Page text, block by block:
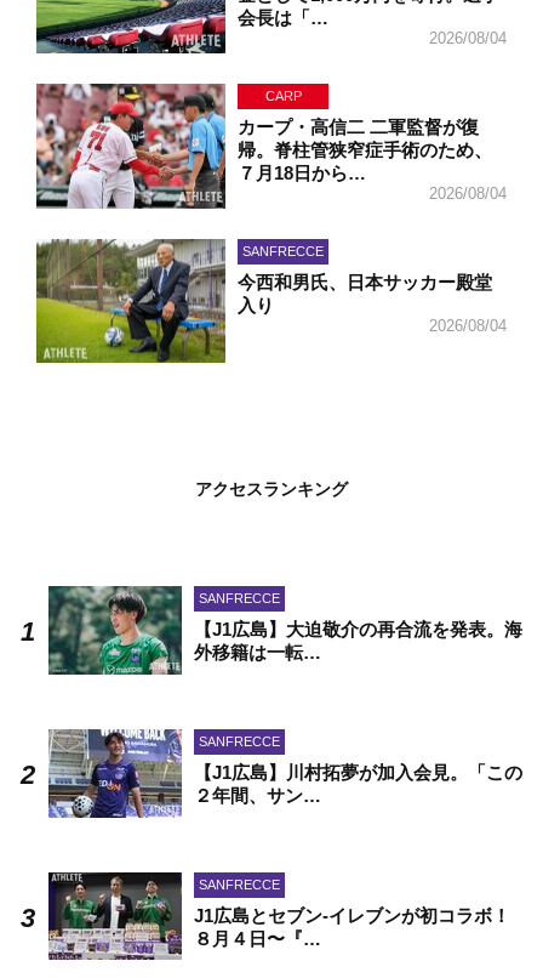
会長は「…
2026/08/04
CARP
カープ・高信二 二軍監督が復
帰。脊柱管狭窄症手術のため、
７月18日から…
2026/08/04
SANFRECCE
今西和男氏、日本サッカー殿堂
入り
2026/08/04
アクセスランキング
SANFRECCE
【J1広島】大迫敬介の再合流を発表。海
外移籍は一転…
SANFRECCE
【J1広島】川村拓夢が加入会見。「この
２年間、サン…
SANFRECCE
J1広島とセブン-イレブンが初コラボ！
８月４日〜『…